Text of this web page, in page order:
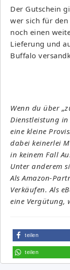
Der Gutschein
wer sich für
noch einen
Lieferung und
Buffalo
Wenn du über
Dienstleistung
eine kleine
dabei keinerlei
in keinem Fall
Unter anderem
Als Amazon-
Verkäufen. Als
eine Vergütung,
teilen
teilen